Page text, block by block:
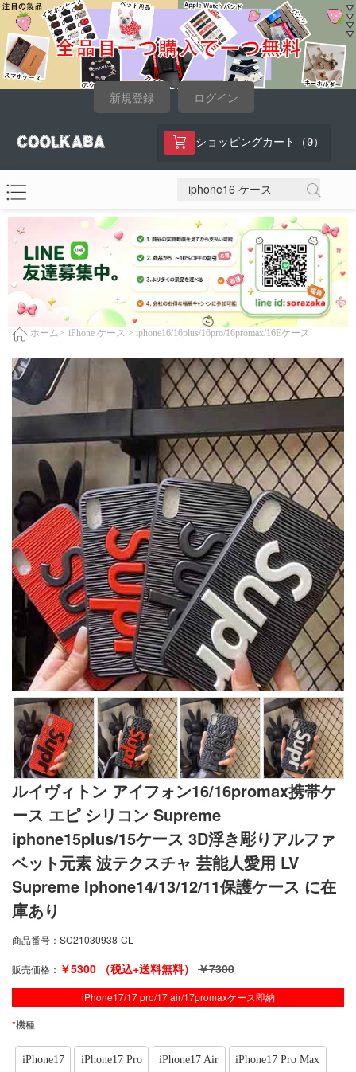
新規登録 ログイン
ショッピングカート（ 0）
ホーム> iPhone ケース > iphone16/16plus/16pro/16promax/16Eケース
ルイヴィトン アイフォン16/16promax携帯ケ
ース エピ シリコン Supreme
iphone15plus/15ケース 3D浮き彫りアルファ
ベット元素 波テクスチャ 芸能人愛用 LV
Supreme Iphone14/13/12/11保護ケース に在
庫あり
商品番号： SC21030938-CL
販売価格： ￥5300 （税込+送料無料） ￥7300
iPhone17/17 pro/17 air/17promaxケース即納
*機種
iPhone17 iPhone17 Pro iPhone17 Air iPhone17 Pro Max